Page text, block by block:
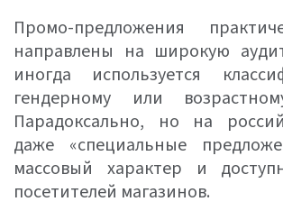
Промо-предложения
направлены на широкую
иногда используется
гендерному или
Парадоксально, но на
даже «специальные
массовый характер и
посетителей магазинов.